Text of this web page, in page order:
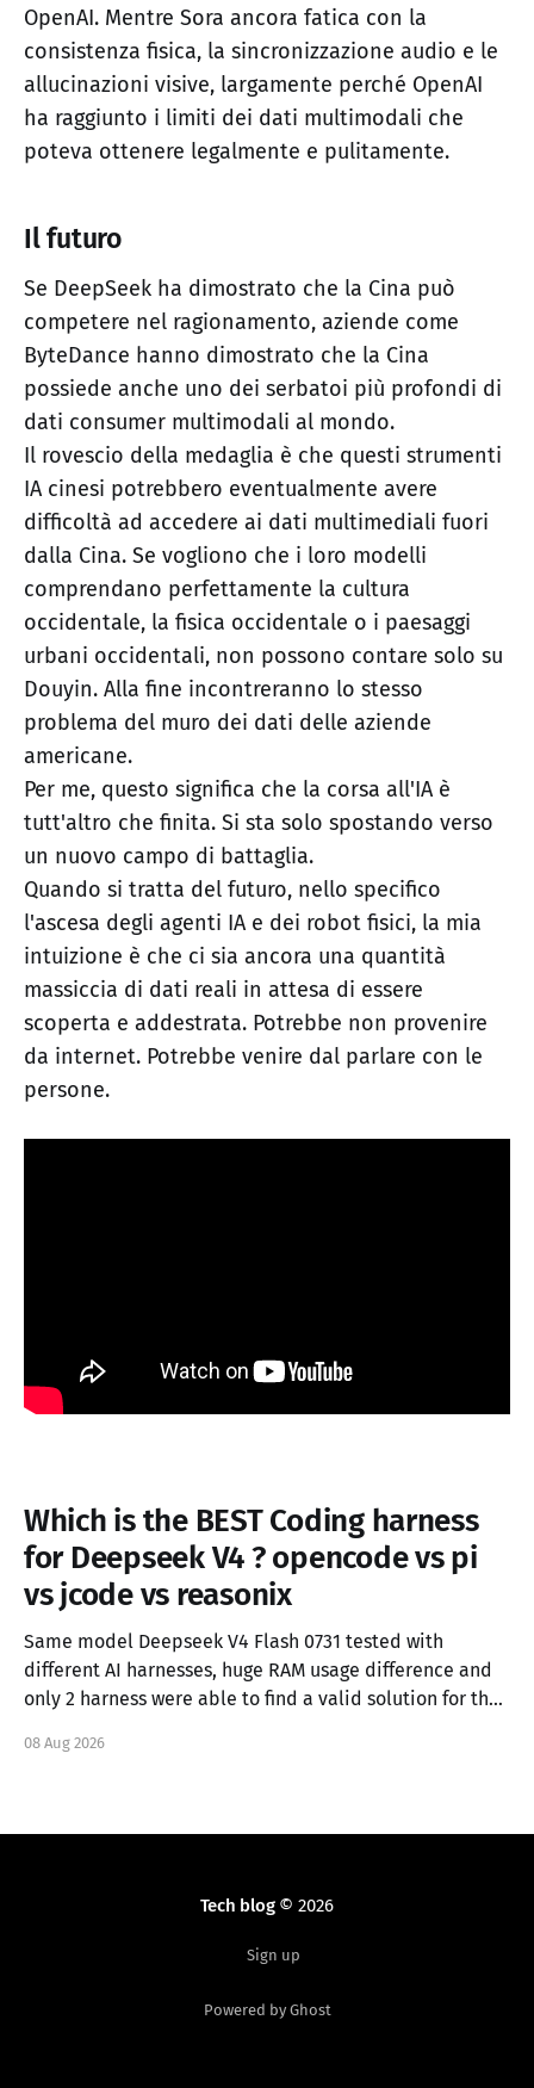
OpenAI. Mentre Sora ancora fatica con la
consistenza fisica, la sincronizzazione audio e le
allucinazioni visive, largamente perché OpenAI
ha raggiunto i limiti dei dati multimodali che
poteva ottenere legalmente e pulitamente.
Il futuro
Se DeepSeek ha dimostrato che la Cina può
competere nel ragionamento, aziende come
ByteDance hanno dimostrato che la Cina
possiede anche uno dei serbatoi più profondi di
dati consumer multimodali al mondo.
Il rovescio della medaglia è che questi strumenti
IA cinesi potrebbero eventualmente avere
difficoltà ad accedere ai dati multimediali fuori
dalla Cina. Se vogliono che i loro modelli
comprendano perfettamente la cultura
occidentale, la fisica occidentale o i paesaggi
urbani occidentali, non possono contare solo su
Douyin. Alla fine incontreranno lo stesso
problema del muro dei dati delle aziende
americane.
Per me, questo significa che la corsa all'IA è
tutt'altro che finita. Si sta solo spostando verso
un nuovo campo di battaglia.
Quando si tratta del futuro, nello specifico
l'ascesa degli agenti IA e dei robot fisici, la mia
intuizione è che ci sia ancora una quantità
massiccia di dati reali in attesa di essere
scoperta e addestrata. Potrebbe non provenire
da internet. Potrebbe venire dal parlare con le
persone.
Which is the BEST Coding harness
for Deepseek V4 ? opencode vs pi
vs jcode vs reasonix
Same model Deepseek V4 Flash 0731 tested with
different AI harnesses, huge RAM usage difference and
only 2 harness were able to find a valid solution for the
08 Aug 2026
Tech blog© 2026
Sign up
Powered by Ghost